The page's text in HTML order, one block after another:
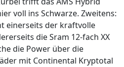
voll ins Schwarze. Zweitens:
einerseits der kraftvolle
die Sram 12-fach XX
die Power über die
mit Continental Kryptotal